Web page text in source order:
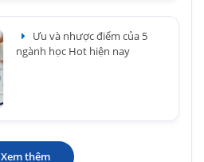
Ưu và nhược điểm của 5
ngành học Hot hiện nay
Xem thêm